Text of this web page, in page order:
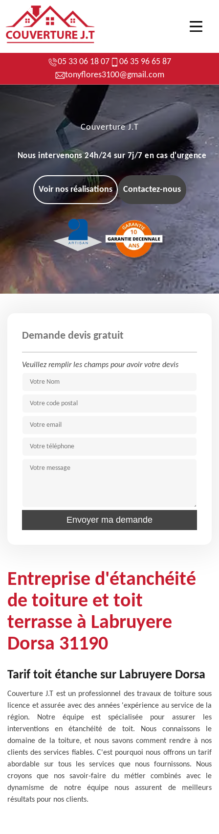
05 33 06 18 07
06 35 96 65 87
tonyflores3100@gmail.com
Couverture J.T
Nous intervenons 24h/24 sur 7j/7 en cas d'urgence
Voir nos réalisations Contactez-nous
Demande devis gratuit
Veuillez remplir les champs pour avoir votre devis
Entreprise d'étanchéité
de toiture et toit
terrasse à Labruyere
Dorsa 31190
Tarif toit étanche sur Labruyere Dorsa
Couverture J.T est un professionnel des travaux de toiture sous
licence et assurée avec des années 'expérience au service de la
région. Notre équipe est spécialisée pour assurer les
interventions en étanchéité de toit. Nous connaissons le
domaine de la toiture, et nous savons comment rendre à nos
clients des services fiables. C'est pourquoi nous offrons un tarif
abordable sur tous les services que nous fournissons. Nous
croyons que nos savoir-faire du métier combinés avec le
dynamisme de notre équipe nous assurent de meilleurs
résultats pour nos clients.